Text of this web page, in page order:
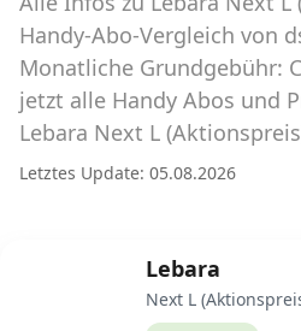
Abos für Tablets,
Watches
Tarifrechner
Der gute alte
Alle Anbieter
Mobilfunknetz
Handy-Abo-Vergleich von
Monatliche Grundgebühr:
jetzt alle Handy Abos und
Lebara Next L
Letztes Update: 05.08.2026
Lebara
Next L